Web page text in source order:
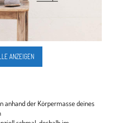
ANZEIGEN
anhand der Körpermasse deines